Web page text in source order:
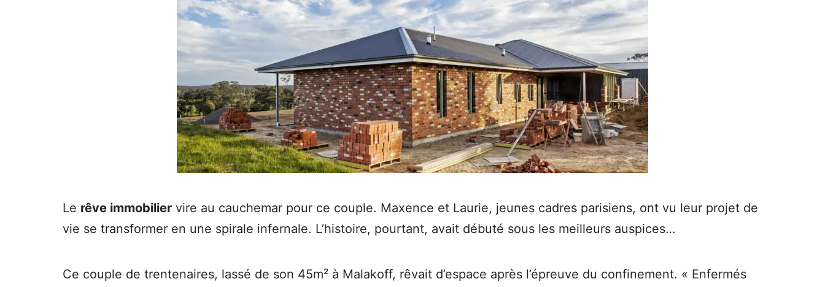
Le rêve immobilier vire au cauchemar pour ce couple. Maxence et Laurie, jeunes cadres parisiens, ont vu leur projet de
vie se transformer en une spirale infernale. L’histoire, pourtant, avait débuté sous les meilleurs auspices…
Ce couple de trentenaires, lassé de son 45m² à Malakoff, rêvait d’espace après l’épreuve du confinement. « Enfermés